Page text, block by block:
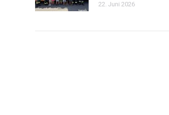
22. Juni 2026